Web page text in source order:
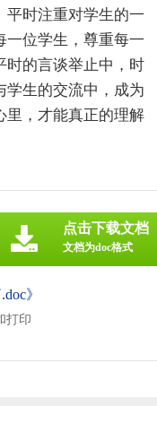
平时注重对学生的一
一位学生，尊重每一
时的言谈举止中，时
学生的交流中，成为
里，才能真正的理解
》
打印
点击下载文档
文档为doc格式